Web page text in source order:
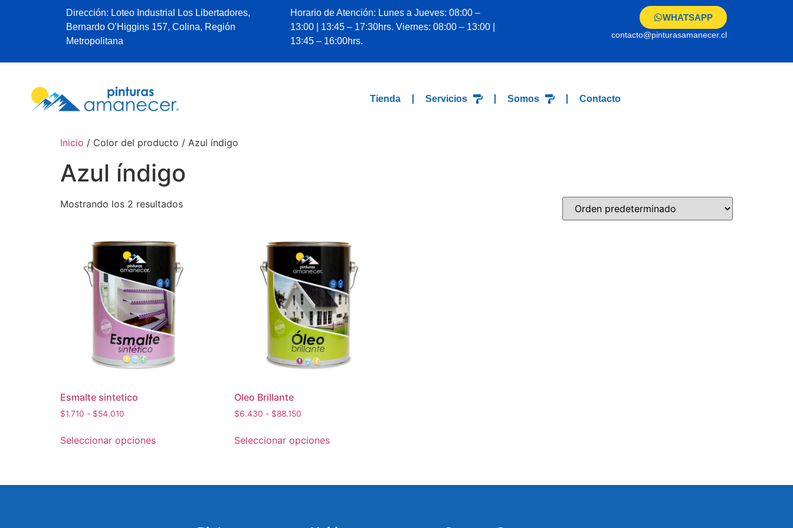
Dirección: Loteo Industrial Los Libertadores,
Bernardo O’Higgins 157, Colina, Región
Metropolitana
Horario de Atención: Lunes a Jueves: 08:00 –
13:00 | 13:45 – 17:30hrs. Viernes: 08:00 – 13:00 |
13:45 – 16:00hrs.
WHATSAPP
contacto@pinturasamanecer.cl
Tienda Servicios Somos Contacto
Inicio / Color del producto / Azul índigo
Azul índigo
Mostrando los 2 resultados
Esmalte sintetico
$1.710 - $54.010
Seleccionar opciones
Oleo Brillante
$6.430 - $88.150
Seleccionar opciones